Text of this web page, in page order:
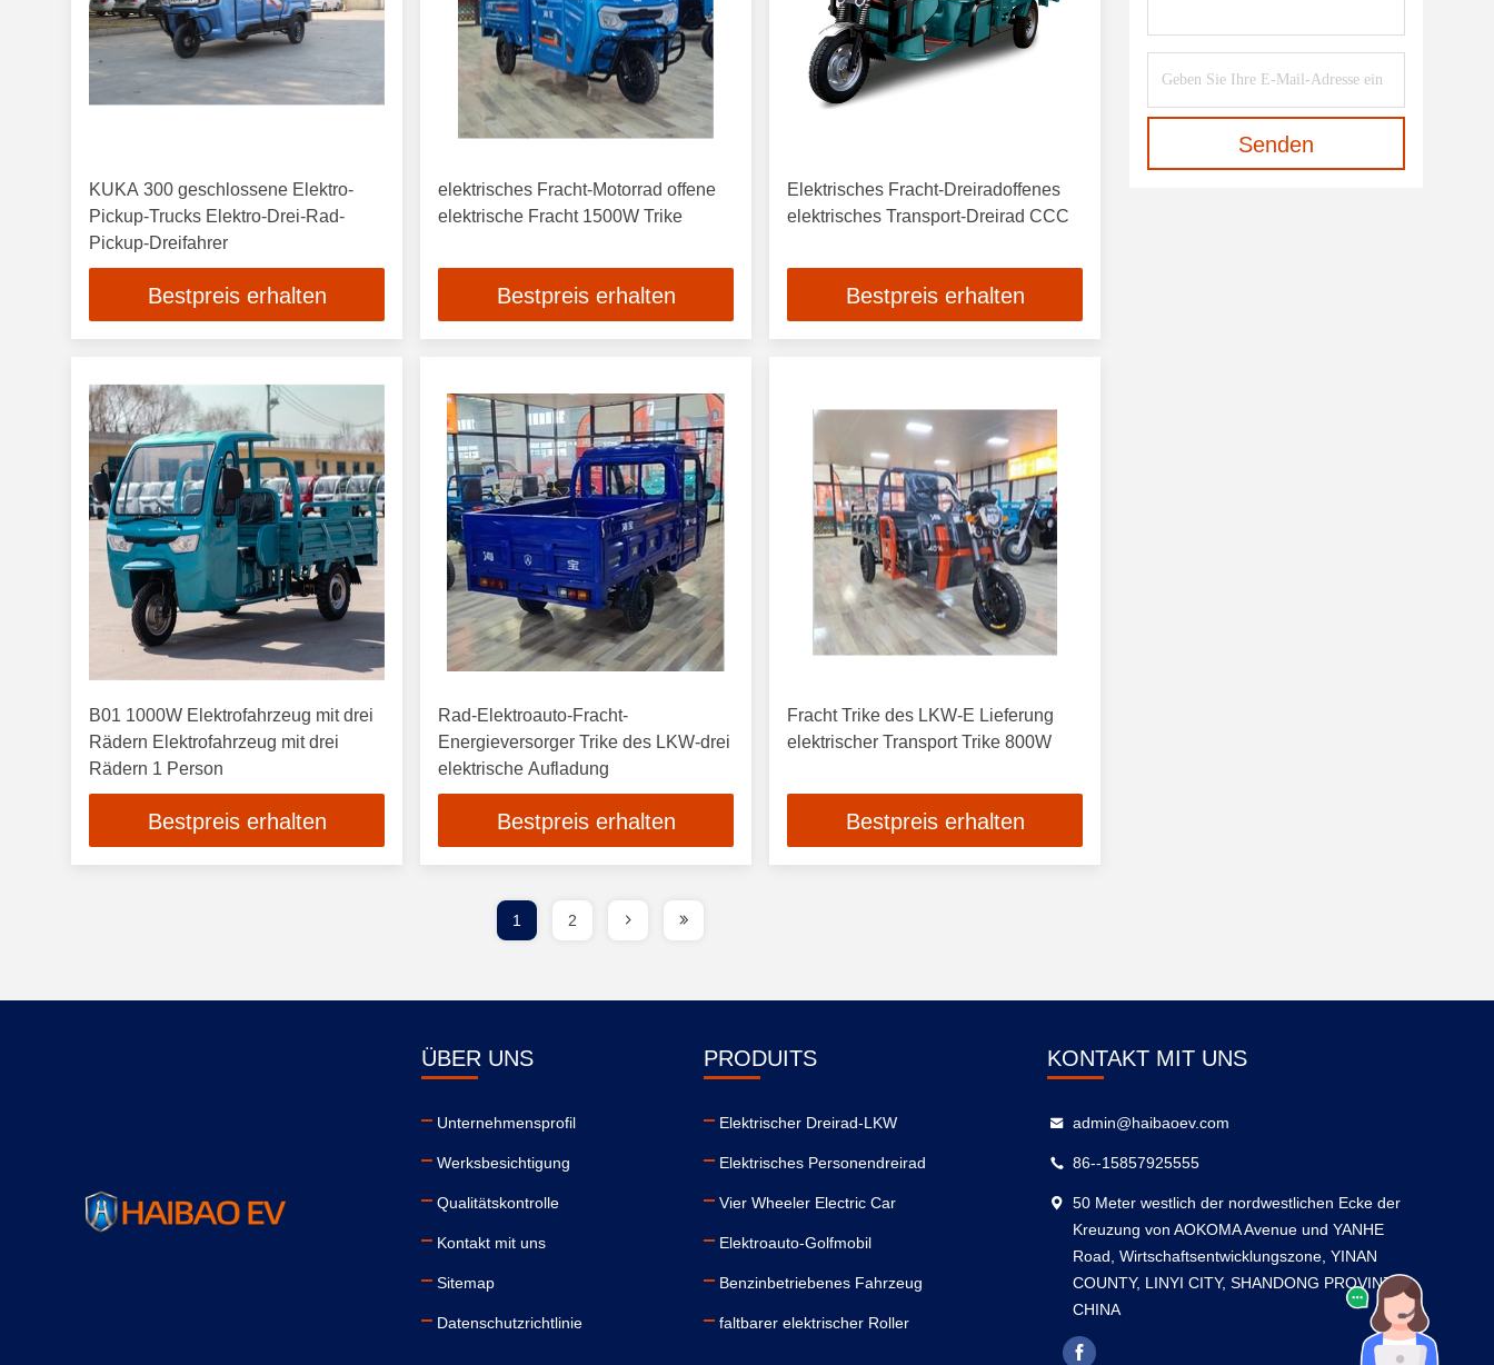
KUKA 300 geschlossene Elektro-
Pickup-Trucks Elektro-Drei-Rad-
Pickup-Dreifahrer
Bestpreis erhalten
elektrisches Fracht-Motorrad offene
elektrische Fracht 1500W Trike
Bestpreis erhalten
Elektrisches Fracht-Dreiradoffenes
elektrisches Transport-Dreirad CCC
Bestpreis erhalten
B01 1000W Elektrofahrzeug mit drei
Rädern Elektrofahrzeug mit drei
Rädern 1 Person
Bestpreis erhalten
Rad-Elektroauto-Fracht-
Energieversorger Trike des LKW-drei
elektrische Aufladung
Bestpreis erhalten
Fracht Trike des LKW-E Lieferung
elektrischer Transport Trike 800W
Bestpreis erhalten
Senden
1 2
ÜBER UNS
Unternehmensprofil
Werksbesichtigung
Qualitätskontrolle
Kontakt mit uns
Sitemap
Datenschutzrichtlinie
PRODUITS
Elektrischer Dreirad-LKW
Elektrisches Personendreirad
Vier Wheeler Electric Car
Elektroauto-Golfmobil
Benzinbetriebenes Fahrzeug
faltbarer elektrischer Roller
KONTAKT MIT UNS
admin@haibaoev.com
86--15857925555
50 Meter westlich der nordwestlichen Ecke der
Kreuzung von AOKOMA Avenue und YANHE
Road, Wirtschaftsentwicklungszone, YINAN
COUNTY, LINYI CITY, SHANDONG PROVINZ,
CHINA